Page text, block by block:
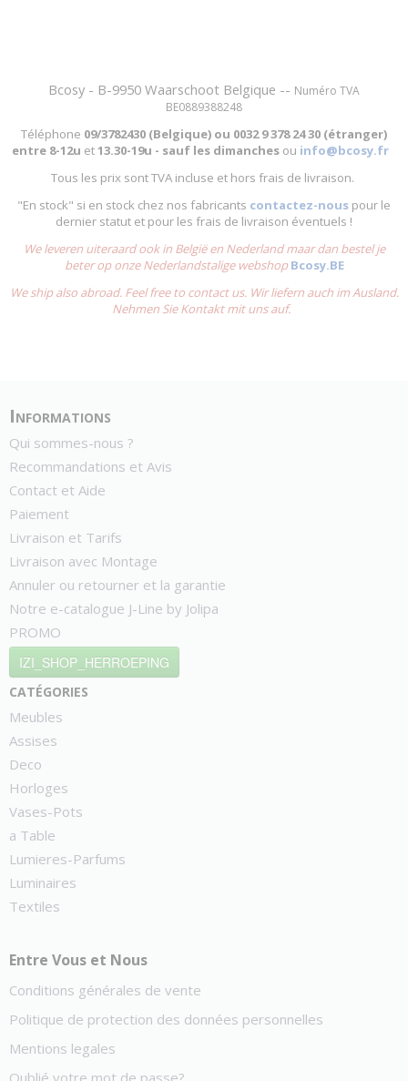
Bcosy - B-9950 Waarschoot Belgique -- Numéro TVA
BE0889388248
Téléphone 09/3782430 (Belgique) ou 0032 9 378 24 30 (étranger)
entre 8-12u et13.30-19u - sauf les dimanchesou info@bcosy.fr
Tous les prix sont TVA incluse et hors frais de livraison.
"En stock" si en stock chez nos fabricants contactez-nous pour le
dernier statut et pour les frais de livraison éventuels !
We leveren uiteraard ook in België en Nederland maar dan bestel je
beter op onze Nederlandstalige webshopBcosy.BE
We ship also abroad. Feel free to contact us. Wir liefern auch im Ausland.
Nehmen Sie Kontakt mit uns auf.
Informations
Qui sommes-nous ?
Recommandations et Avis
Contact et Aide
Paiement
Livraison et Tarifs
Livraison avec Montage
Annuler ou retourner et la garantie
Notre e-catalogue J-Line by Jolipa
PROMO
IZI_SHOP_HERROEPING
catégories
Meubles
Assises
Deco
Horloges
Vases-Pots
a Table
Lumieres-Parfums
Luminaires
Textiles
Entre Vous et Nous
Conditions générales de vente
Politique de protection des données personnelles
Mentions legales
Oublié votre mot de passe?